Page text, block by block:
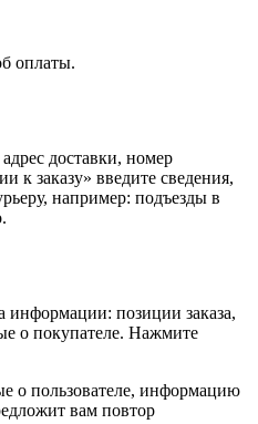
оплаты.
доставки, номер
к заказу» введите сведения,
например: подъезды в
информации: позиции заказа,
о покупателе. Нажмите
о пользователе, информацию
вам повтор